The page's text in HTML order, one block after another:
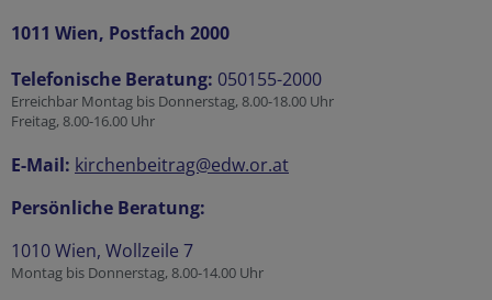
1011 Wien, Postfach 2000
Telefonische Beratung: 050155-2000
Erreichbar Montag bis Donnerstag, 8.00-18.00 Uhr
Freitag, 8.00-16.00 Uhr
E-Mail: kirchenbeitrag@edw.or.at
Persönliche Beratung:
1010 Wien, Wollzeile 7
Montag bis Donnerstag, 8.00-14.00 Uhr